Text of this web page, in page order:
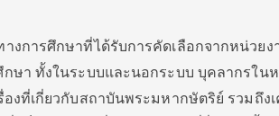
งการศึกษาที่ได้รับการคัดเลือกจากหน่วย
ษา ทั้งในระบบและนอกระบบ บุคลากรใน
องที่เกี่ยวกับสถาบันพระมหากษัตริย์ รวมถึง